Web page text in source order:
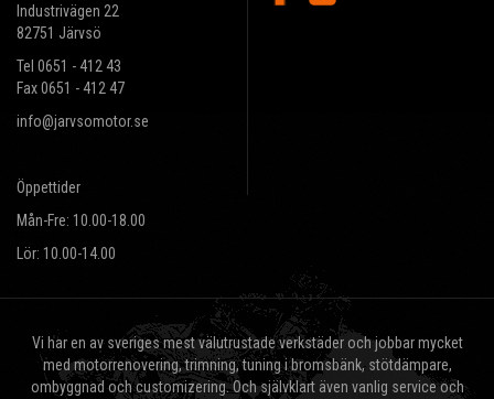
Industrivägen 22
82751 Järvsö
Tel 0651 - 412 43
Fax 0651 - 412 47
info@jarvsomotor.se
Öppettider
Mån-Fre: 10.00-18.00
Lör: 10.00-14.00
Vi har en av sveriges mest välutrustade verkstäder och jobbar mycket
med motorrenovering, trimning, tuning i bromsbänk, stötdämpare,
ombyggnad och customizering. Och självklart även vanlig service och